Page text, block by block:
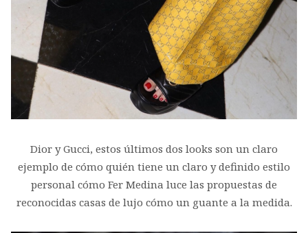
Dior y Gucci, estos últimos dos looks son un claro
ejemplo de cómo quién tiene un claro y definido estilo
personal cómo Fer Medina luce las propuestas de
reconocidas casas de lujo cómo un guante a la medida.